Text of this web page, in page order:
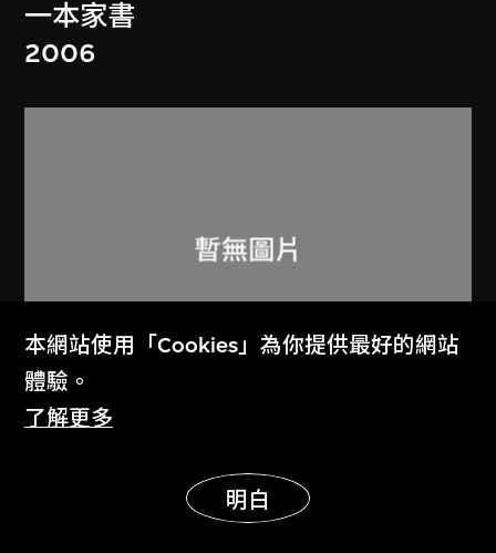
一本家書
2006
馬塞爾．杜尚
本網站使用「Cookies」為你提供最好的網站
體驗。
了解更多
明白
展示更多